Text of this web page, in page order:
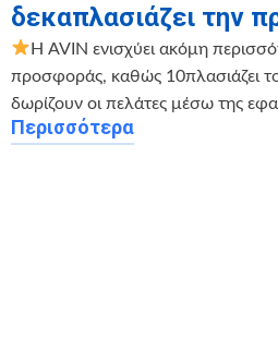
δεκαπλασιάζει την
Η AVIN ενισχύει ακόμη
προσφοράς, καθώς 10πλασιάζει
δωρίζουν οι πελάτες μέσω της
Περισσότερα